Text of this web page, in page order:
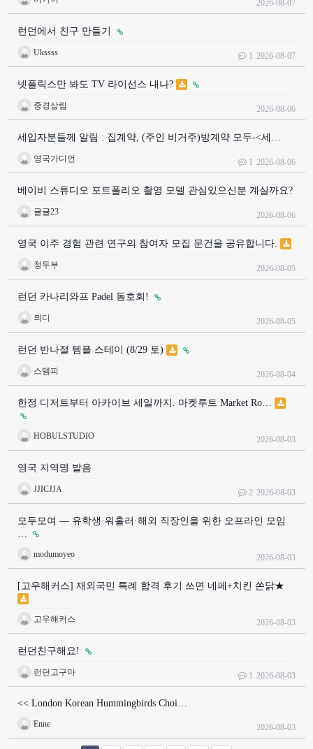
2026-08-07
런던에서 친구 만들기
Ukssss 1 2026-08-07
넷플릭스만 봐도 TV 라이선스 내나?
중경삼림 2026-08-06
세입자분들께 알림 : 집계약, (주인 비거주)방계약 모두-<세…
영국가디언 1 2026-08-06
베이비 스튜디오 포트폴리오 촬영 모델 관심있으신분 계실까요?
귤귤23 2026-08-06
영국 이주 경험 관련 연구의 참여자 모집 문건을 공유합니다.
청두부 2026-08-05
런던 카나리와프 Padel 동호회!
믜디 2026-08-05
런던 반나절 템플 스테이 (8/29 토)
스템피 2026-08-04
한정 디저트부터 아카이브 세일까지. 마켓루트 Market Ro…
HOBULSTUDIO 2026-08-03
영국 지역명 발음
JJICJJA 2 2026-08-03
모두모여 — 유학생·워홀러·해외 직장인을 위한 오프라인 모임
modumoyeo 2026-08-03
[고우해커스] 재외국민 특례 합격 후기 쓰면 네페+치킨 쏜닭★
고우해커스 2026-08-03
런던친구해요!
런던고구마 1 2026-08-03
<< London Korean Hummingbirds Choi…
Enne 2026-08-03